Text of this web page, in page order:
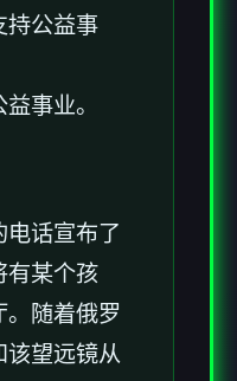
持公益事
事业。
电话宣布了
有某个孩
。随着俄罗
该望远镜从